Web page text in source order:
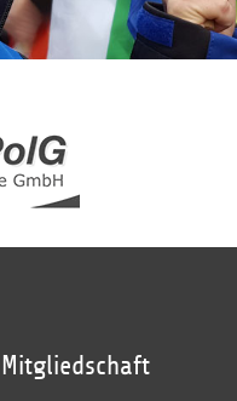
Mitgliedschaft